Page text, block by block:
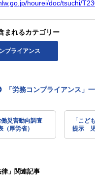
hourei/doc/tsuchi/
まれるカテゴリー
プライアンス
災害動向調査
厚労省）
「労務コンプライアンス」
「こど
提示 児
略会議
律」関連記事